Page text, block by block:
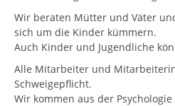
Wir beraten Mütter und Väter
sich um die Kinder kümmern.
Auch Kinder und Jugendliche
Alle Mitarbeiter und
Schweigepflicht.
Wir kommen aus der